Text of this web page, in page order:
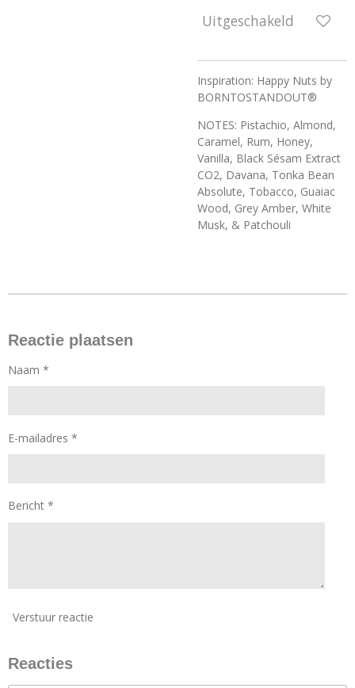
Uitgeschakeld
Inspiration: Happy Nuts by
BORNTOSTANDOUT®
NOTES: Pistachio, Almond,
Caramel, Rum, Honey,
Vanilla, Black Sésam Extract
CO2, Davana, Tonka Bean
Absolute, Tobacco, Guaiac
Wood, Grey Amber, White
Musk, & Patchouli
Reactie plaatsen
Naam *
E-mailadres *
Bericht *
Verstuur reactie
Reacties